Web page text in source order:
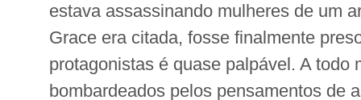
estava assassinando mulheres de um
Grace era citada, fosse finalmente
protagonistas é quase palpável. A todo
bombardeados pelos pensamentos de